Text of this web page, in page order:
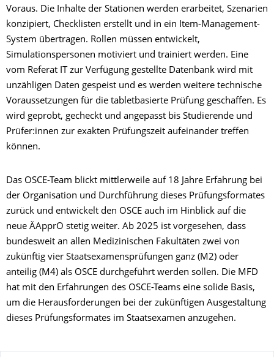
Voraus. Die Inhalte der Stationen werden erarbeitet, Szenarien
konzipiert, Checklisten erstellt und in ein Item-Management-
System übertragen. Rollen müssen entwickelt,
Simulationspersonen motiviert und trainiert werden. Eine
vom Referat IT zur Verfügung gestellte Datenbank wird mit
unzähligen Daten gespeist und es werden weitere technische
Voraussetzungen für die tabletbasierte Prüfung geschaffen. Es
wird geprobt, gecheckt und angepasst bis Studierende und
Prüfer:innen zur exakten Prüfungszeit aufeinander treffen
können.
Das OSCE-Team blickt mittlerweile auf 18 Jahre Erfahrung bei
der Organisation und Durchführung dieses Prüfungsformates
zurück und entwickelt den OSCE auch im Hinblick auf die
neue ÄApprO stetig weiter. Ab 2025 ist vorgesehen, dass
bundesweit an allen Medizinischen Fakultäten zwei von
zukünftig vier Staatsexamensprüfungen ganz (M2) oder
anteilig (M4) als OSCE durchgeführt werden sollen. Die MFD
hat mit den Erfahrungen des OSCE-Teams eine solide Basis,
um die Herausforderungen bei der zukünftigen Ausgestaltung
dieses Prüfungsformates im Staatsexamen anzugehen.